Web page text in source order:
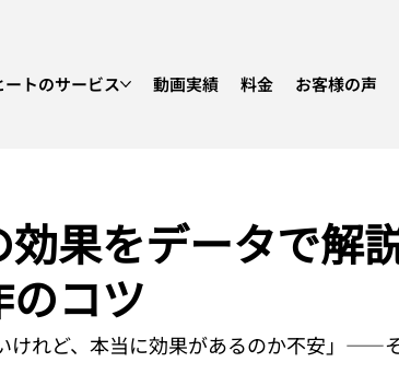
ートのサービス 動画実績 料金 お客様の声
果をデータで解
コツ
けれど、本当に効果があるのか不安」——